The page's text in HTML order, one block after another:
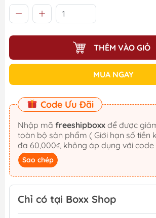
THÊM VÀO GIỎ
MUA NGAY
Code Ưu Đãi
Nhập mã freeshipboxx
toàn bộ sản phẩm ( Giới hạn số tiền
đa 60,000₫, không áp dụng với code
Sao chép
Chỉ có tại Boxx Shop